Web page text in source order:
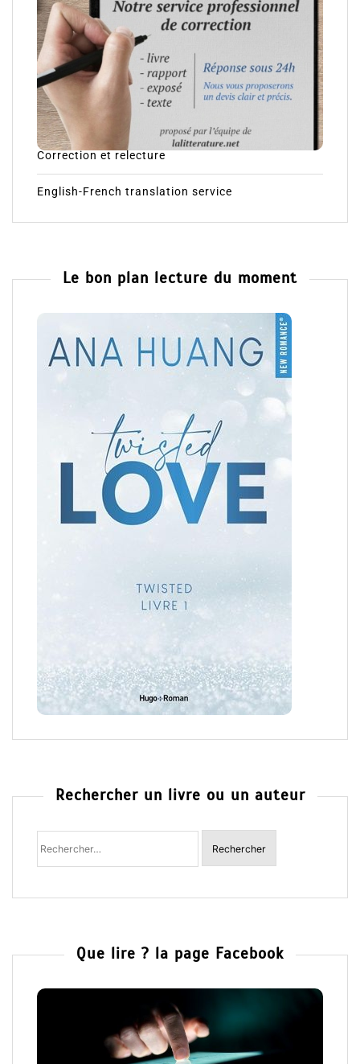
Correction et relecture
English-French translation service
Le bon plan lecture du moment
Rechercher un livre ou un auteur
Que lire ? la page Facebook